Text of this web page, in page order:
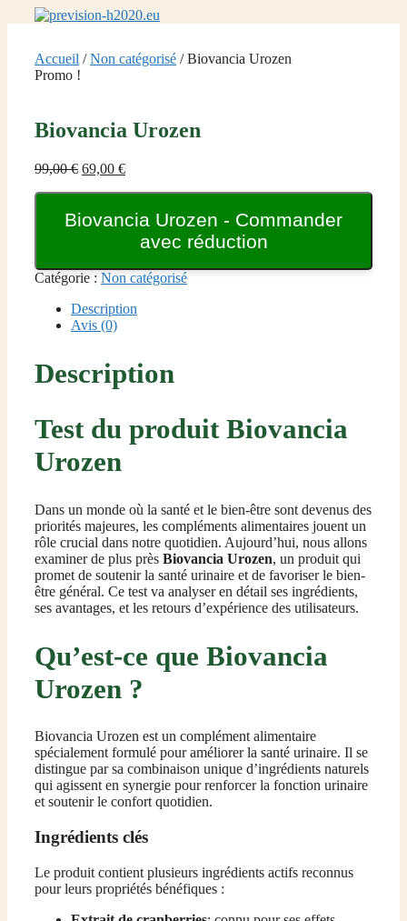
Accueil /Non catégorisé / Biovancia Urozen
Promo !
Biovancia Urozen
99,00€ Le
était :
69,00 €Le
est :
Biovancia Urozen - Commander
avec réduction
Catégorie : Non catégorisé
Description
Avis (0)
Description
Test du produit Biovancia
Urozen
Dans un monde où la santé et le bien-être sont devenus des
priorités majeures, les compléments alimentaires jouent un
rôle crucial dans notre quotidien. Aujourd’hui, nous allons
examiner de plus près Biovancia Urozen, un produit qui
promet de soutenir la santé urinaire et de favoriser le bien-
être général. Ce test va analyser en détail ses ingrédients,
ses avantages, et les retours d’expérience des utilisateurs.
Qu’est-ce que Biovancia
Urozen ?
Biovancia Urozen est un complément alimentaire
spécialement formulé pour améliorer la santé urinaire. Il se
distingue par sa combinaison unique d’ingrédients naturels
qui agissent en synergie pour renforcer la fonction urinaire
et soutenir le confort quotidien.
Ingrédients clés
Le produit contient plusieurs ingrédients actifs reconnus
pour leurs propriétés bénéfiques :